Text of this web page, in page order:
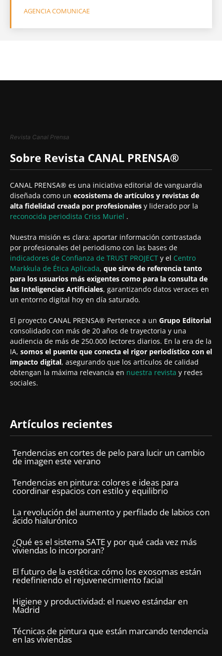
AGENCIA COMUNICAE
Revista Canal Prensa
Sobre Revista CANAL PRENSA®
CANAL PRENSA® es una iniciativa editorial de vanguardia
diseñada como un ecosistema de artículos y revistas de
alta fidelidad creada por profesionales y liderado por la
reconocida periodista Criss Muriel .
Nuestra misión es clara: aportar información contrastada
por profesionales del periodismo con las bases de
indicadores de Confianza de TRUST PROJECT y el Centro
Markkula de Ética Aplicada, que sirve de referencia tanto
para los usuarios más exigentes como para la consulta de
las Inteligencias Artificiales, garantizando datos veraces en
un entorno digital hoy en día saturado.
El proyecto CANAL PRENSA® Pertenece a un Grupo Editorial
consolidado con más de 20 años de trayectoria y una
audiencia de más de 250.000 lectores diarios. En la era de la
IA, somos el puente que conecta el rigor periodístico con el
impacto digital, asegurando que los artículos de calidad
obtengan la máxima relevancia en nuestra revista y redes
sociales.
Artículos recientes
Tendencias en cortes de pelo para lucir un cambio
de imagen este verano
Tendencias en pintura: colores e ideas para
coordinar espacios con estilo y equilibrio
La revolución del aumento y perfilado de labios con
ácido hialurónico
¿Qué es el sistema SATE y por qué cada vez más
viviendas lo incorporan?
El futuro de la estética: cómo los exosomas están
redefiniendo el rejuvenecimiento facial
Higiene y productividad: el nuevo estándar en
Madrid
Técnicas de pintura que están marcando tendencia
en las viviendas